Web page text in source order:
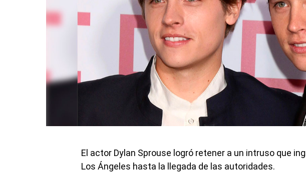
El actor Dylan Sprouse logró retener a un intruso que
Los Ángeles hasta la llegada de las autoridades.